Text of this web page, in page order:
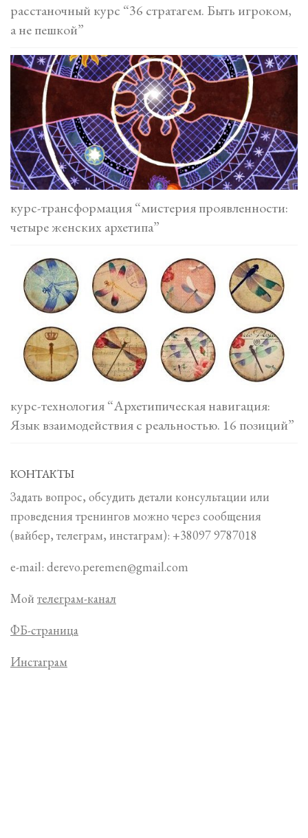
расстаночный курс “36 стратагем. Быть игроком,
а не пешкой”
курс-трансформация “мистерия проявленности:
четыре женских архетипа”
курс-технология “Архетипическая навигация:
Язык взаимодействия с реальностью. 16 позиций”
КОНТАКТЫ
Задать вопрос, обсудить детали консультации или
проведения тренингов можно через сообщения
(вайбер, телеграм, инстаграм): +38097 9787018
e-mail: derevo.peremen@gmail.com
Мой телеграм-канал
ФБ-страница
Инстаграм